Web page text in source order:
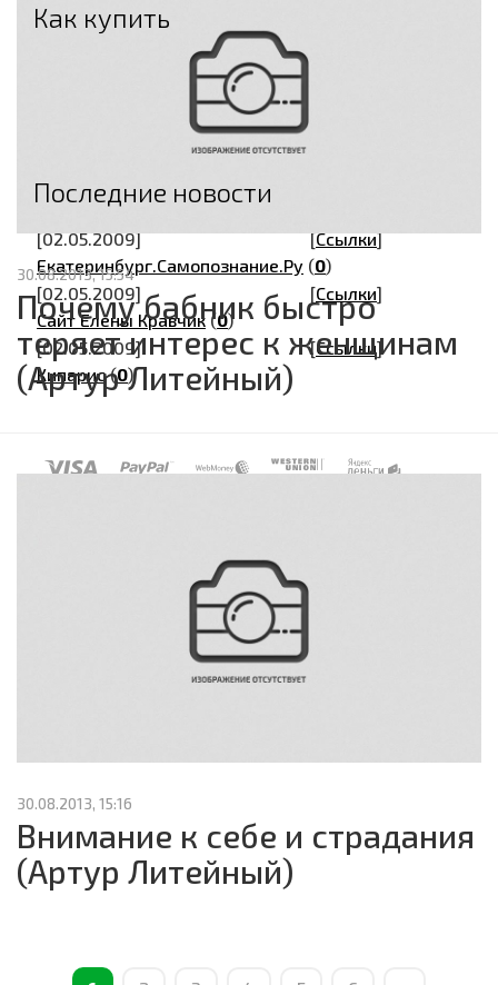
30.08.2013, 15:54
Почему бабник быстро
теряет интерес к женщинам
(Артур Литейный)
30.08.2013, 15:16
Внимание к себе и страдания
(Артур Литейный)
Как купить
Последние новости
[02.05.2009] [Ссылки]
Екатеринбург.Самопознание.Ру (0)
[02.05.2009]
[Ссылки]
Сайт Елены Кравчик (0)
[02.05.2009]
[Ссылки]
Кипарис (0)